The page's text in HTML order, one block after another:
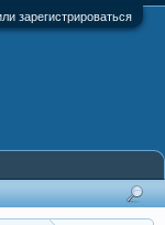
зарегистрироваться